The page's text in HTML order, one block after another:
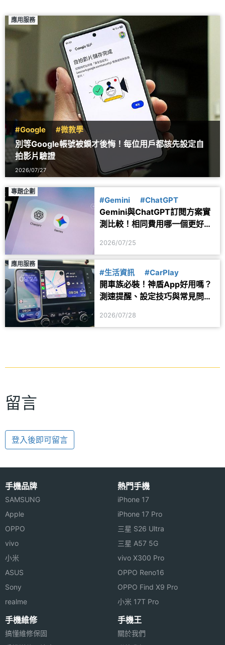
應用服務
#Google #微教學
別等Google帳號被鎖才後悔！每位用戶都該先設定自
拍影片驗證
2026/07/27
專題企劃
#Gemini #ChatGPT
Gemini與ChatGPT訂閱方案實
測比較！相同費用哪一個更好
2026/07/25
應用服務
#生活資訊 #CarPlay
開車族必裝！神盾App好用嗎？
測速提醒、設定技巧與常見問題
2026/07/28
留言
登入後即可留言
手機品牌
SAMSUNG
Apple
OPPO
vivo
小米
ASUS
Sony
realme
熱門手機
iPhone 17
iPhone 17 Pro
三星 S26 Ultra
三星 A57 5G
vivo X300 Pro
OPPO Reno16
OPPO Find X9 Pro
小米 17T Pro
手機維修
搞懂維修保固
手機王
關於我們